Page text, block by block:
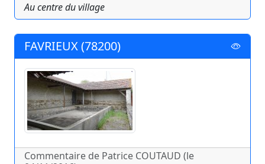
Au centre du village
FAVRIEUX (78200)
Commentaire de Patrice COUTAUD (le